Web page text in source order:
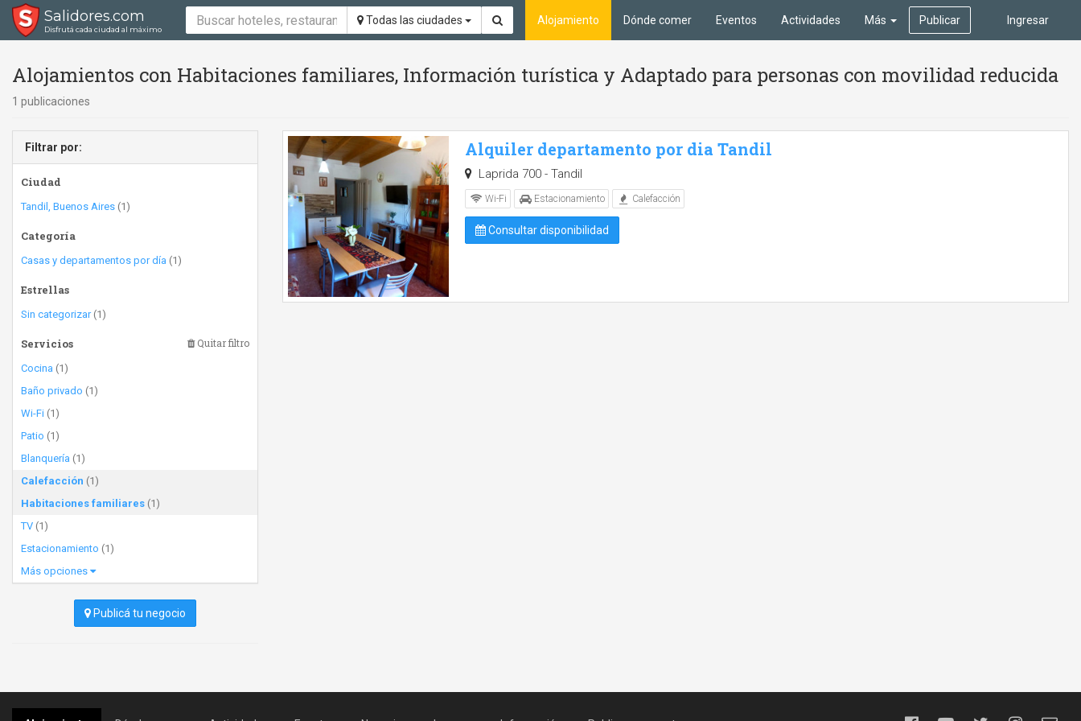
Salidores.com
Disfrutá cada ciudad al máximo
Todas las ciudades Ingresar
Alojamiento Dónde comer Eventos Actividades Más Publicar
Alojamientos con Habitaciones familiares, Información turística y Adaptado para personas con movilidad reducida
1 publicaciones
Filtrar por:
Ciudad
Tandil, Buenos Aires (1)
Categoría
Casas y departamentos por día (1)
Estrellas
Sin categorizar(1)
Servicios Quitar filtro
Cocina (1)
Baño privado (1)
Wi-Fi (1)
Patio (1)
Blanquería (1)
Calefacción (1)
Habitaciones familiares (1)
TV (1)
Estacionamiento (1)
Más opciones
Publicá tu negocio
Alquiler departamento por dia Tandil
Laprida 700 - Tandil
Wi-Fi Estacionamiento Calefacción
Consultar disponibilidad